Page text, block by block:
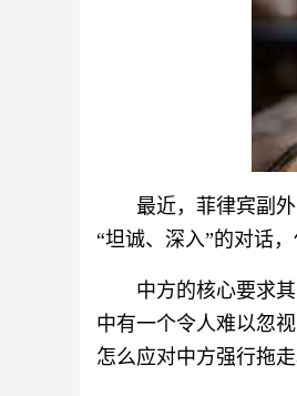
最近，菲律宾副
“坦诚、深入”的对话
中方的核心要求
中有一个令人难以忽
怎么应对中方强行拖